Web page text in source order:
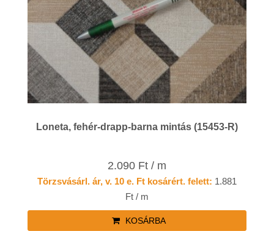
Loneta, fehér-drapp-barna mintás (15453-R)
2.090 Ft / m
Törzsvásárl. ár, v. 10 e. Ft kosárért. felett: 1.881
Ft / m
KOSÁRBA